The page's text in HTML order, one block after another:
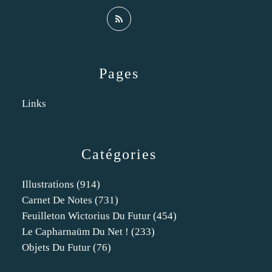
Catégories
Illustrations (914)
Carnet De Notes (731)
Feuilleton Wictorius Du Futur (454)
Le Capharnaüm Du Net ! (233)
Objets Du Futur (76)
Pages
Links